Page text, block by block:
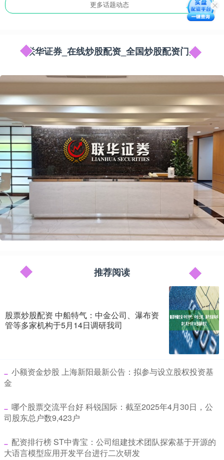
更多话题动态
联华证券_在线炒股配资_全国炒股配资门户
推荐阅读
股票炒股配资 中船特气：中金公司、瀑布资
管等多家机构于5月14日调研我司
​小额资金炒股 上海新阳最新公告：拟参与设立股权投资基
金
​哪个股票交流平台好 科锐国际：截至2025年4月30日，公
司股东总户数9,423户
​配资排行榜 ST中青宝：公司组建技术团队探索基于开源的
大语言模型应用开发平台进行二次研发